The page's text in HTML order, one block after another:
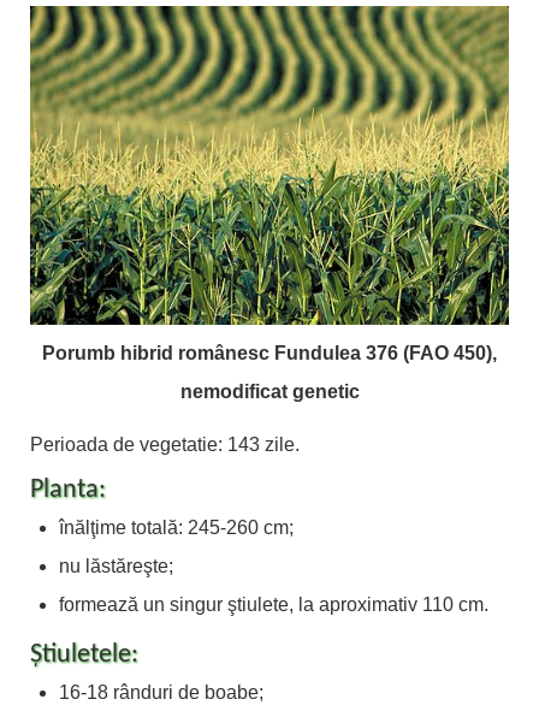
Porumb hibrid românesc Fundulea 376 (FAO 450),
nemodificat genetic
Perioada de vegetatie: 143 zile.
Planta:
înălţime totală: 245-260 cm;
nu lăstăreşte;
formează un singur ştiulete, la aproximativ 110 cm.
Ştiuletele:
16-18 rânduri de boabe;